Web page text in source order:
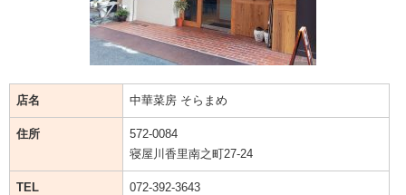
店名 中華菜房 そらまめ
住所
572-0084
寝屋川香里南之町27-24
TEL 072-392-3643